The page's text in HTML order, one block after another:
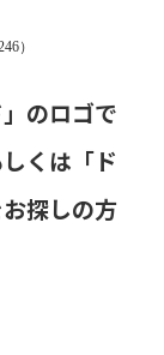
）
のロゴで
くは「ド
探しの方